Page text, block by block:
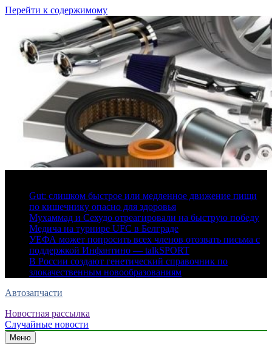
Перейти к содержимому
Gut: слишком быстрое или медленное движение пищи
по кишечнику опасно для здоровья
Мухаммад и Сехудо отреагировали на быструю победу
Медича на турнире UFC в Белграде
УЕФА может попросить всех членов отозвать письма с
поддержкой Инфантино — talkSPORT
В России создают генетический справочник по
злокачественным новообразованиям
Автозапчасти
Новостная рассылка
Случайные новости
Меню